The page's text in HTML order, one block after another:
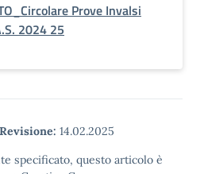
Prove Invalsi
2024 25
Revisione: 14.02.2025
specificato, questo articolo è